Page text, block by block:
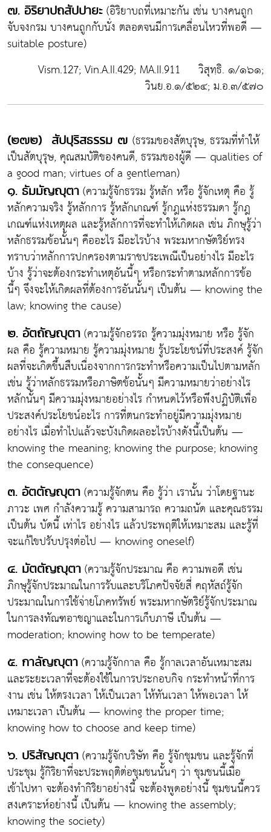
๗. อิริยาปถสัปปายะ (อิริยาบถที่เหมาะกัน เช่น บางคนถูก
จับจงกรม บางคนถูกกับนั่ง ตลอดจนมีการเคลื่อนไหวที่พอดี —
suitable posture)
Vism.127; Vin.A.II.429; MA.II.911 วิสุทฺธิ. ๑/๑๖๑;
วินย.อ.๑/๕๒๔; ม.อ.๓/๕๗๐
(๒๗๒) สัปปุริสธรรม ๗ (ธรรมของสัตบุรุษ, ธรรมที่ทำให้
เป็นสัตบุรุษ, คุณสมบัติของคนดี, ธรรมของผู้ดี — qualities of
a good man; virtues of a gentleman)
๑. ธัมมัญญุตา (ความรู้จักธรรม รู้หลัก หรือ รู้จักเหตุ คือ รู้
หลักความจริง รู้หลักการ รู้หลักเกณฑ์ รู้กฎแห่งธรรมดา รู้กฎ
เกณฑ์แห่งเหตุผล และรู้หลักการที่จะทำให้เกิดผล เช่น ภิกษุรู้ว่า
หลักธรรมข้อนั้นๆ คืออะไร มีอะไรบ้าง พระมหากษัตริย์ทรง
ทราบว่าหลักการปกครองตามราชประเพณีเป็นอย่างไร มีอะไร
บ้าง รู้ว่าจะต้องกระทำเหตุอันนี้ๆ หรือกระทำตามหลักการข้อ
นี้ๆ จึงจะให้เกิดผลที่ต้องการอันนั้นๆ เป็นต้น — knowing the
law; knowing the cause)
๒. อัตถัญญุตา (ความรู้จักอรรถ รู้ความมุ่งหมาย หรือ รู้จัก
ผล คือ รู้ความหมาย รู้ความมุ่งหมาย รู้ประโยชน์ที่ประสงค์ รู้จัก
ผลที่จะเกิดขึ้นสืบเนื่องจากการกระทำหรือความเป็นไปตามหลัก
เช่น รู้ว่าหลักธรรมหรือภาษิตข้อนั้นๆ มีความหมายว่าอย่างไร
หลักนั้นๆ มีความมุ่งหมายอย่างไร กำหนดไว้หรือพึงปฏิบัติเพื่อ
ประสงค์ประโยชน์อะไร การที่ตนกระทำอยู่มีความมุ่งหมาย
อย่างไร เมื่อทำไปแล้วจะบังเกิดผลอะไรบ้างดังนี้เป็นต้น —
knowing the meaning; knowing the purpose; knowing
the consequence)
๓. อัตตัญญุตา (ความรู้จักตน คือ รู้ว่า เรานั้น ว่าโดยฐานะ
ภาวะ เพศ กำลังความรู้ ความสามารถ ความถนัด และคุณธรรม
เป็นต้น บัดนี้ เท่าไร อย่างไร แล้วประพฤติให้เหมาะสม และรู้ที่
จะแก้ไขปรับปรุงต่อไป — knowing oneself)
๔. มัตตัญญุตา (ความรู้จักประมาณ คือ ความพอดี เช่น
ภิกษุรู้จักประมาณในการรับและบริโภคปัจจัยสี่ คฤหัสถ์รู้จัก
ประมาณในการใช้จ่ายโภคทรัพย์ พระมหากษัตริย์รู้จักประมาณ
ในการลงทัณฑอาชญาและในการเก็บภาษี เป็นต้น —
moderation; knowing how to be temperate)
๕. กาลัญญุตา (ความรู้จักกาล คือ รู้กาลเวลาอันเหมาะสม
และระยะเวลาที่จะต้องใช้ในการประกอบกิจ กระทำหน้าที่การ
งาน เช่น ให้ตรงเวลา ให้เป็นเวลา ให้ทันเวลา ให้พอเวลา ให้
เหมาะเวลา เป็นต้น — knowing the proper time;
knowing how to choose and keep time)
๖. ปริสัญญุตา (ความรู้จักบริษัท คือ รู้จักชุมชน และรู้จักที่
ประชุม รู้กิริยาที่จะประพฤติต่อชุมชนนั้นๆ ว่า ชุมชนนี้เมื่อ
เข้าไปหา จะต้องทำกิริยาอย่างนี้ จะต้องพูดอย่างนี้ ชุมชนนี้ควร
สงเคราะห์อย่างนี้ เป็นต้น — knowing the assembly;
knowing the society)